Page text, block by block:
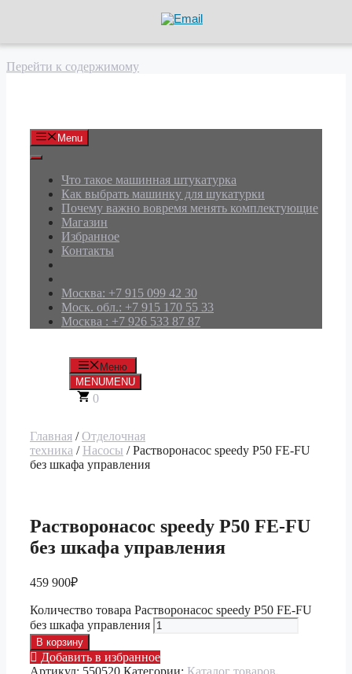
Перейти к содержимому
Menu
Что такое машинная штукатурка
Как выбрать машинку для шукатурки
Почему важно вовремя менять комплектующие
Магазин
Избранное
Контакты
Москва: +7 915 099 42 30
Моск. обл.: +7 915 170 55 33
Москва : +7 926 533 87 87
Меню
MENUMENU
0
Главная /Отделочная
техника / Насосы / Растворонасос speedy P50 FE-FU
без шкафа управления
Растворонасос speedy P50 FE-FU
без шкафа управления
459 900₽
Количество товара Растворонасос speedy P50 FE-FU
без шкафа управления
В корзину
Добавить в избранное